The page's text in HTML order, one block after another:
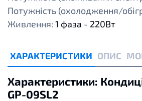
Потужність (охолодження/
Живлення: 1 фаза - 220Вт
ХАРАКТЕРИСТИКИ ОПИС
Характеристики:
GP-09SL2